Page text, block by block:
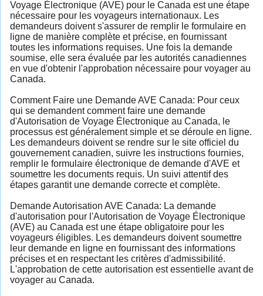
Voyage Électronique (AVE) pour le Canada est une étape
nécessaire pour les voyageurs internationaux. Les
demandeurs doivent s'assurer de remplir le formulaire en
ligne de manière complète et précise, en fournissant
toutes les informations requises. Une fois la demande
soumise, elle sera évaluée par les autorités canadiennes
en vue d'obtenir l'approbation nécessaire pour voyager au
Canada.
Comment Faire une Demande AVE Canada: Pour ceux
qui se demandent comment faire une demande
d'Autorisation de Voyage Électronique au Canada, le
processus est généralement simple et se déroule en ligne.
Les demandeurs doivent se rendre sur le site officiel du
gouvernement canadien, suivre les instructions fournies,
remplir le formulaire électronique de demande d'AVE et
soumettre les documents requis. Un suivi attentif des
étapes garantit une demande correcte et complète.
Demande Autorisation AVE Canada: La demande
d'autorisation pour l'Autorisation de Voyage Électronique
(AVE) au Canada est une étape obligatoire pour les
voyageurs éligibles. Les demandeurs doivent soumettre
leur demande en ligne en fournissant des informations
précises et en respectant les critères d'admissibilité.
L'approbation de cette autorisation est essentielle avant de
voyager au Canada.